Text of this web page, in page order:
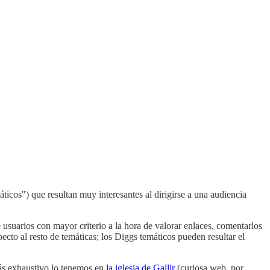
que resultan muy interesantes al dirigirse a una audiencia
con mayor criterio a la hora de valorar enlaces, comentarlos
al resto de temáticas; los Diggs temáticos pueden resultar el
exhaustivo lo tenemos en la iglesia de Gallir(curiosa web, por